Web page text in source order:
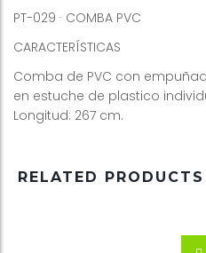
PT-029 · COMBA PVC
CARACTERÍSTICAS
Comba de PVC con
en estuche de plastico
Longitud: 267 cm.
RELATED PRODUCTS